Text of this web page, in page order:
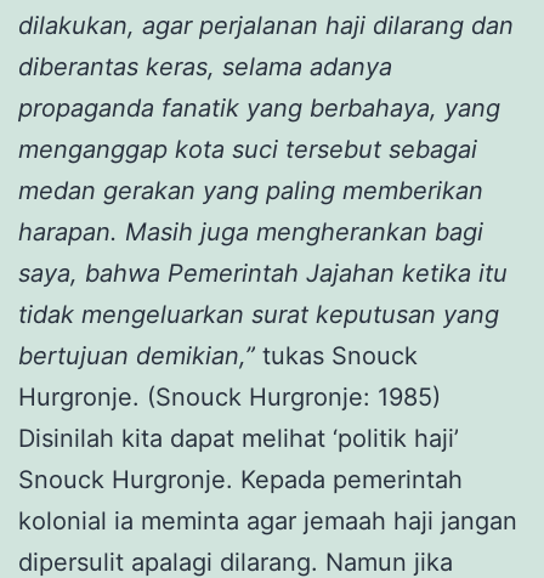
dilakukan, agar perjalanan haji dilarang dan
diberantas keras, selama adanya
propaganda fanatik yang berbahaya, yang
menganggap kota suci tersebut sebagai
medan gerakan yang paling memberikan
harapan. Masih juga mengherankan bagi
saya, bahwa Pemerintah Jajahan ketika itu
tidak mengeluarkan surat keputusan yang
bertujuan demikian,” tukas Snouck
Hurgronje. (Snouck Hurgronje: 1985)
Disinilah kita dapat melihat ‘politik haji’
Snouck Hurgronje. Kepada pemerintah
kolonial ia meminta agar jemaah haji jangan
dipersulit apalagi dilarang. Namun jika